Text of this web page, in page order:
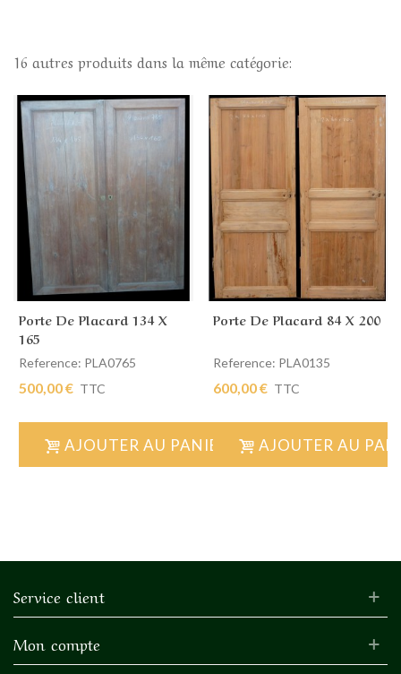
16 autres produits dans la même catégorie:
Porte De Placard 134 X
165
Reference: PLA0765
500,00 € TTC
AJOUTER AU PANIER
Porte De Placard 84 X 200
Reference: PLA0135
600,00 € TTC
AJOUTER AU
Service client
Mon compte